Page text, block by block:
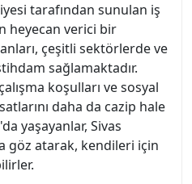
tarafından sunulan iş
heyecan verici bir
çeşitli sektörlerde ve
sağlamaktadır.
koşulları ve sosyal
daha da cazip hale
yaşayanlar, Sivas
göz atarak, kendileri için